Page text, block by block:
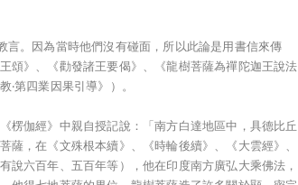
。因為當時他們沒有碰面，所以此論是用書信來傳
頌》、《勸發諸王要偈》、《龍樹菩薩為禪陀迦王說法
第四業因果引導》）。
楞伽經》中親自授記說：「南方白達地區中，具德比丘
，在《文殊根本續》、《時輪後續》、《大雲經》、
說六百年、五百年等），他在印度南方廣弘大乘佛法，